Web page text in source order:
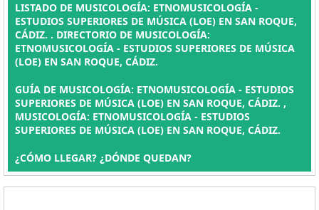
LISTADO DE MUSICOLOGÍA: ETNOMUSICOLOGÍA -
ESTUDIOS SUPERIORES DE MÚSICA (LOE) EN SAN ROQUE,
CÁDIZ. . DIRECTORIO DE MUSICOLOGÍA:
ETNOMUSICOLOGÍA - ESTUDIOS SUPERIORES DE MÚSICA
(LOE) EN SAN ROQUE, CÁDIZ.
GUÍA DE MUSICOLOGÍA: ETNOMUSICOLOGÍA - ESTUDIOS
SUPERIORES DE MÚSICA (LOE) EN SAN ROQUE, CÁDIZ. ,
MUSICOLOGÍA: ETNOMUSICOLOGÍA - ESTUDIOS
SUPERIORES DE MÚSICA (LOE) EN SAN ROQUE, CÁDIZ.
¿CÓMO LLEGAR? ¿DÓNDE QUEDAN?